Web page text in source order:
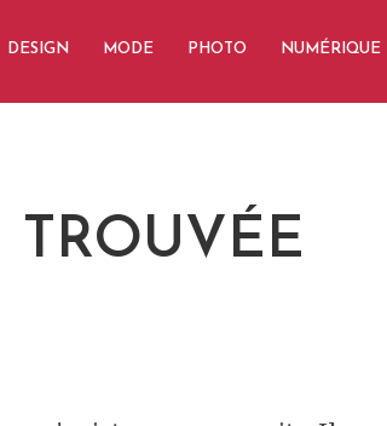
DESIGN MODE PHOTO NUMÉRIQUE